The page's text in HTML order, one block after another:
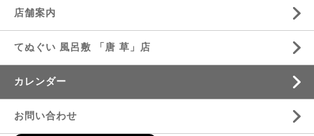
店舗案内
てぬぐい 風呂敷 「唐 草」店
カレンダー
お問い合わせ